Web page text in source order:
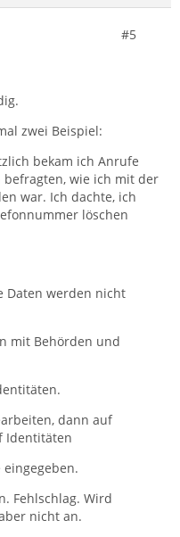
#5
zwei Beispiel:
bekam ich Anrufe
wie ich mit der
war. Ich dachte, ich
löschen
Daten werden nicht
mit Behörden und
dann auf
Identitäten
Fehlschlag. Wird
nicht an.